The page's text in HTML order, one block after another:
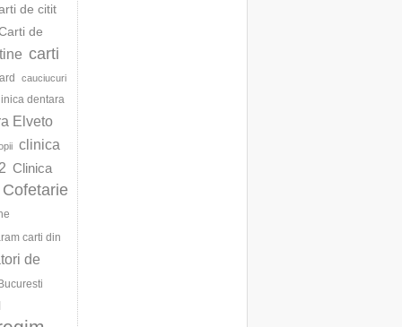
de citit
de
carti
cauciucuri
dentara
Elveto
clinica
Clinica
Cofetarie
carti din
de